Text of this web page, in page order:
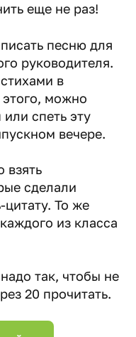
еще не раз!
песню для
руководителя.
в
можно
спеть эту
вечере.
взять
сделали
То же
из класса
так, чтобы не
20 прочитать.